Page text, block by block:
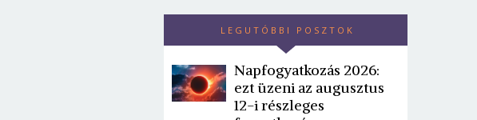
LEGUTÓBBI POSZTOK
Napfogyatkozás 2026:
ezt üzeni az augusztus
12-i részleges